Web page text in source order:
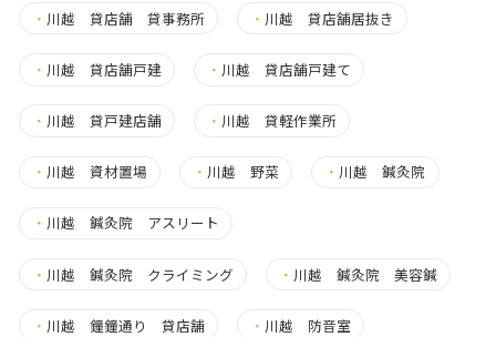
・ 川越 貸店舗 貸事務所 ・ 川越 貸店舗居抜き
・ 川越 貸店舗戸建 ・ 川越 貸店舗戸建て
・ 川越 貸戸建店舗 ・ 川越 貸軽作業所
・ 川越 資材置場 ・ 川越 野菜 ・ 川越 鍼灸院
・ 川越 鍼灸院 アスリート
・ 川越 鍼灸院 クライミング ・ 川越 鍼灸院 美容鍼
・ 川越 鐘鐘通り 貸店舗 ・ 川越 防音室